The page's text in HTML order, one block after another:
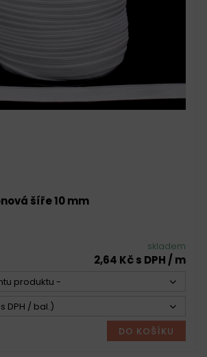
šíře 10 mm
skladem
2,64 Kč s DPH / m
produktu -
DPH / bal.)
DO KOŠÍKU